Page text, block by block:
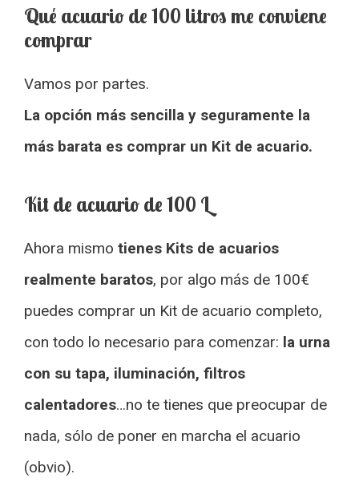
Qué acuario de 100 litros me conviene
comprar
Vamos por partes.
La opción más sencilla y seguramente la
más barata es comprar un Kit de acuario.
Kit de acuario de 100 L
Ahora mismo tienes Kits de acuarios
realmente baratos, por algo más de 100€
puedes comprar un Kit de acuario completo,
con todo lo necesario para comenzar: la urna
con su tapa, iluminación, filtros
calentadores…no te tienes que preocupar de
nada, sólo de poner en marcha el acuario
(obvio).